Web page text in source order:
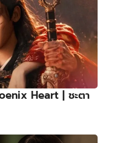
Heart | ชะตา